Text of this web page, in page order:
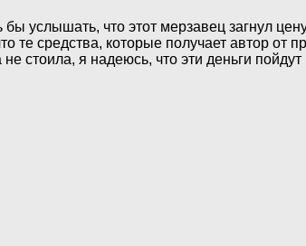
услышать, что этот мерзавец загнул
те средства, которые получает автор от
я надеюсь, что эти деньги